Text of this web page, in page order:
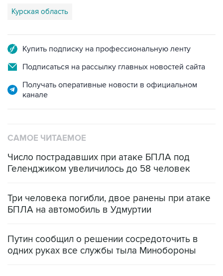
Курская область
Купить подписку на профессиональную ленту
Подписаться на рассылку главных новостей сайта
Получать оперативные новости в официальном
канале
САМОЕ ЧИТАЕМОЕ
Число пострадавших при атаке БПЛА под
Геленджиком увеличилось до 58 человек
Три человека погибли, двое ранены при атаке
БПЛА на автомобиль в Удмуртии
Путин сообщил о решении сосредоточить в
одних руках все службы тыла Минобороны